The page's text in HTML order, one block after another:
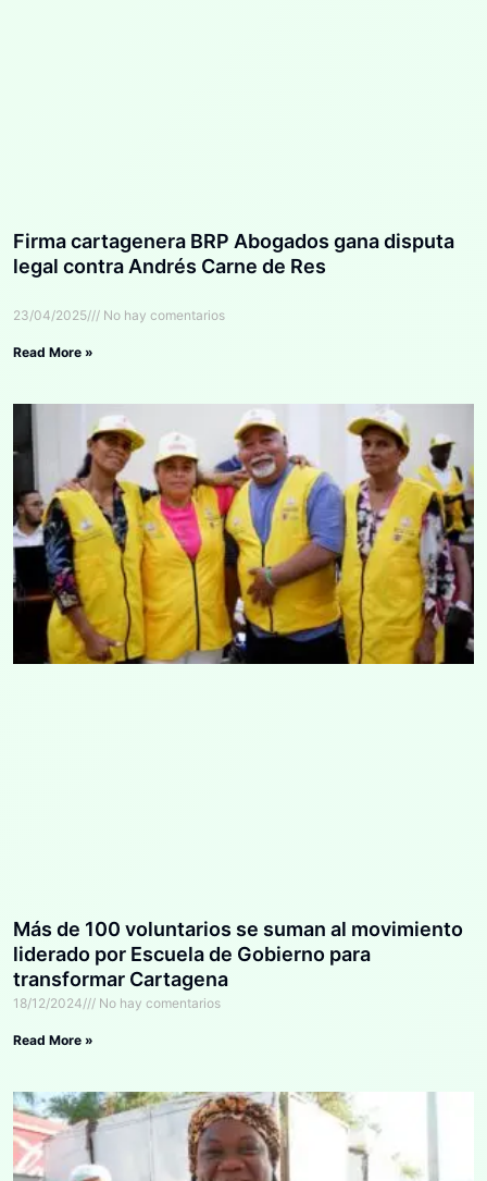
Firma cartagenera BRP Abogados gana disputa
legal contra Andrés Carne de Res
23/04/2025 No hay comentarios
Read More »
Más de 100 voluntarios se suman al movimiento
liderado por Escuela de Gobierno para
transformar Cartagena
18/12/2024 No hay comentarios
Read More »